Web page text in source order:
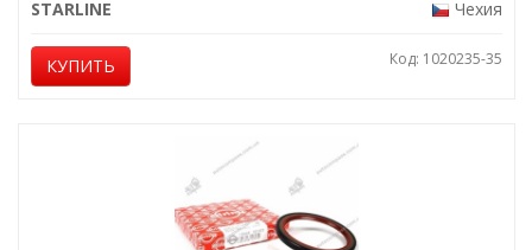
STARLINE Чехия
КУПИТЬ Код: 1020235-35